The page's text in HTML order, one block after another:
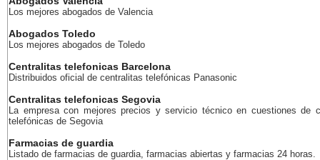
Los mejores abogados de Valencia
Abogados Toledo
Los mejores abogados de Toledo
Centralitas telefonicas Barcelona
Distribuidos oficial de centralitas telefónicas Panasonic
Centralitas telefonicas Segovia
La empresa con mejores precios y servicio técnico en cuestiones de
telefónicas de Segovia
Farmacias de guardia
Listado de farmacias de guardia, farmacias abiertas y farmacias 24 horas.